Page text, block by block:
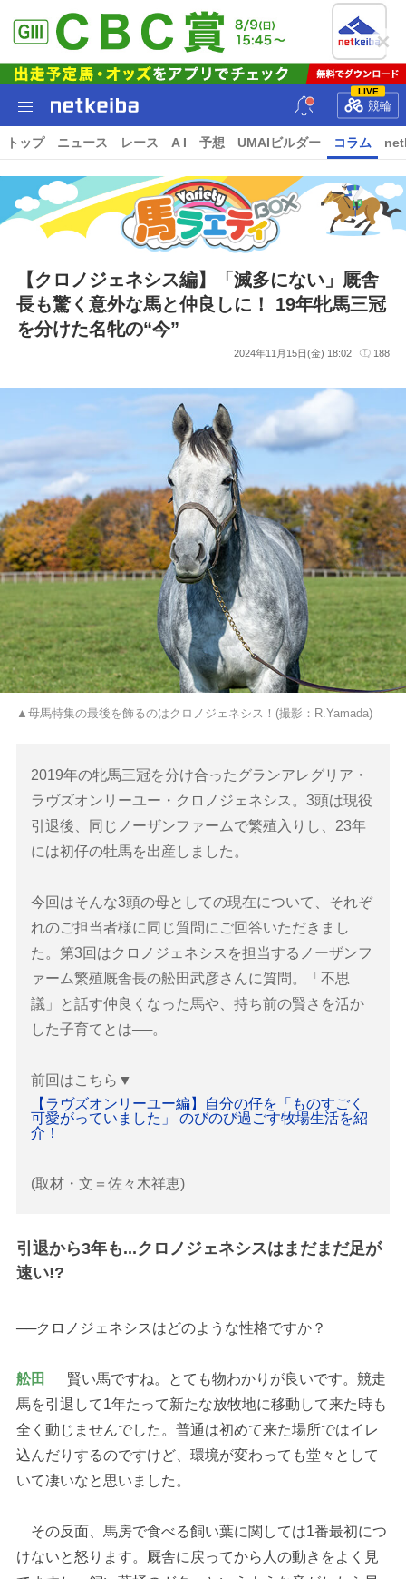
LIVE
競輪
トップ ニュース レース A I 予想 UMAIビルダー コラム
【クロノジェネシス編】「滅多にない」厩舎
長も驚く意外な馬と仲良しに！ 19年牝馬三冠
を分けた名牝の“今”
2024年11月15日(金) 18:02 188
▲母馬特集の最後を飾るのはクロノジェネシス！(撮影：R.Yamada)
2019年の牝馬三冠を分け合ったグランアレグリア・
ラヴズオンリーユー・クロノジェネシス。3頭は現役
引退後、同じノーザンファームで繁殖入りし、23年
には初仔の牡馬を出産しました。
今回はそんな3頭の母としての現在について、それぞ
れのご担当者様に同じ質問にご回答いただきまし
た。第3回はクロノジェネシスを担当するノーザンフ
ァーム繁殖厩舎長の舩田武彦さんに質問。「不思
議」と話す仲良くなった馬や、持ち前の賢さを活か
した子育てとは──。
前回はこちら▼
【ラヴズオンリーユー編】自分の仔を「ものすごく
可愛がっていました」 のびのび過ごす牧場生活を紹
介！
(取材・文＝佐々木祥恵)
引退から3年も...クロノジェネシスはまだまだ足が
速い!?
──クロノジェネシスはどのような性格ですか？
舩田
賢い馬ですね。とても物わかりが良いです。競走
馬を引退して1年たって新たな放牧地に移動して来た時も
全く動じませんでした。普通は初めて来た場所ではイレ
込んだりするのですけど、環境が変わっても堂々として
いて凄いなと思いました。
その反面、馬房で食べる飼い葉に関しては1番最初につ
けないと怒ります。厩舎に戻ってから人の動きをよく見